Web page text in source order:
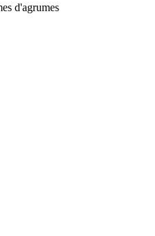
d'agrumes